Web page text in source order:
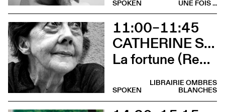
UNE FOIS ...
SPOKEN
11:00–11:45
CATHERINE SAFONOFF
La fortune (Rencontre)
LIBRAIRIE OMBRES
BLANCHES
SPOKEN